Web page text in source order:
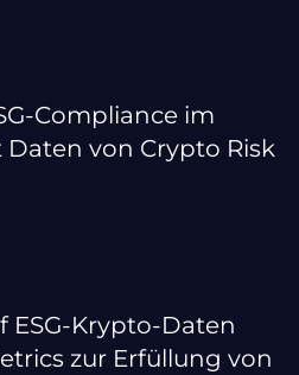
Compliance im
von Crypto Risk
ESG-Krypto-Daten
zur Erfüllung von